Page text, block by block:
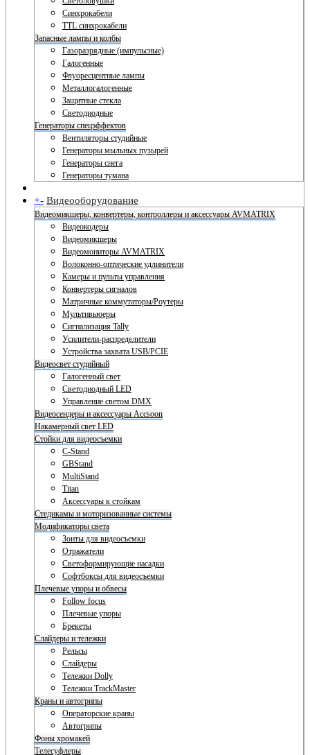
Синхрокабели
TTL синхрокабели
Запасные лампы и колбы
Газоразрядные (импульсные)
Галогенные
Флуоресцентные лампы
Металлогалогенные
Защитные стекла
Светодиодные
Генераторы спецэффектов
Вентиляторы студийные
Генераторы мыльных пузырей
Генераторы снега
Генераторы тумана
+- Видеооборудование
Видеомикшеры, конвертеры, контроллеры и аксессуары AVMATRIX
Видеокодеры
Видеомикшеры
Видеомониторы AVMATRIX
Волоконно-оптические удлинители
Камеры и пульты управления
Конвертеры сигналов
Матричные коммутаторы/Роутеры
Мультивьюеры
Сигнализация Tally
Усилители-распределители
Устройства захвата USB/PCIE
Видеосвет студийный
Галогенный свет
Светодиодный LED
Управление светом DMX
Видеосендеры и аксессуары Accsoon
Накамерный свет LED
Стойки для видеосъемки
C-Stand
GBStand
MultiStand
Titan
Аксессуары к стойкам
Стедикамы и моторизованные системы
Модификаторы света
Зонты для видеосъемки
Отражатели
Светоформирующие насадки
Софтбоксы для видеосъемки
Плечевые упоры и обвесы
Follow focus
Плечевые упоры
Брекеты
Слайдеры и тележки
Рельсы
Слайдеры
Тележки Dolly
Тележки TrackMaster
Краны и автогрипы
Операторские краны
Автогрипы
Фоны хромакей
Телесуфлеры